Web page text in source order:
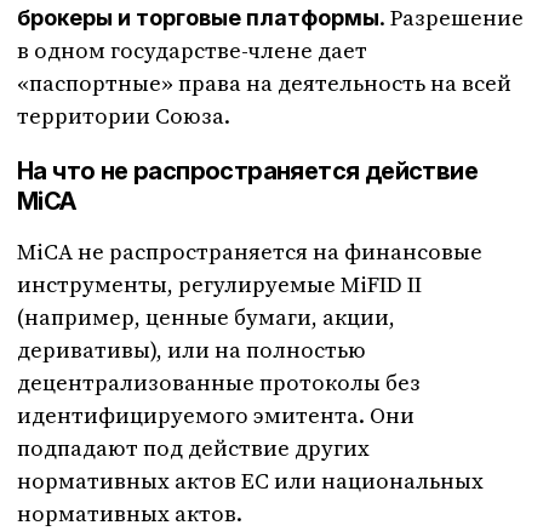
брокеры и торговые платформы. Разрешение
в одном государстве-члене дает
«паспортные» права на деятельность на всей
территории Союза.
На что не распространяется действие
MiCA
MiCA не распространяется на финансовые
инструменты, регулируемые MiFID II
(например, ценные бумаги, акции,
деривативы), или на полностью
децентрализованные протоколы без
идентифицируемого эмитента. Они
подпадают под действие других
нормативных актов ЕС или национальных
нормативных актов.